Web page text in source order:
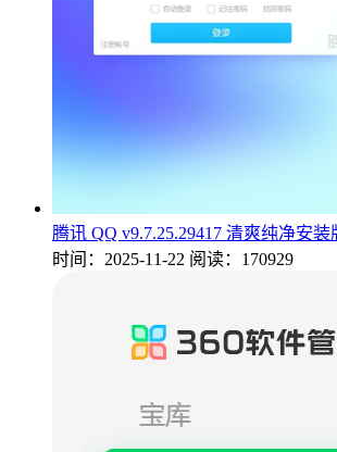
腾讯 QQ v9.7.25.29417 清爽纯净安
时间：2025-11-22 阅读：170929